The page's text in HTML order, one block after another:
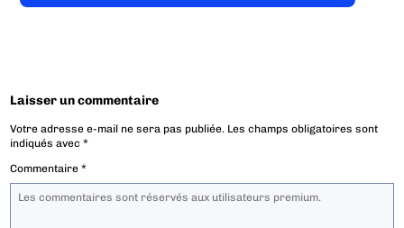
Laisser un commentaire
Votre adresse e-mail ne sera pas publiée. Les champs obligatoires sont
indiqués avec*
Commentaire*